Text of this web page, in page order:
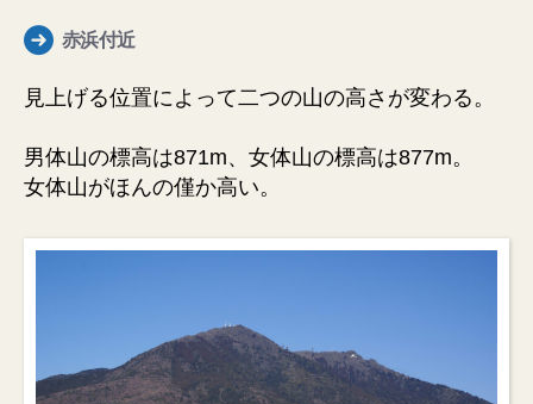
赤浜付近
見上げる位置によって二つの山の高さが変わる。
男体山の標高は871m、女体山の標高は877m。
女体山がほんの僅か高い。